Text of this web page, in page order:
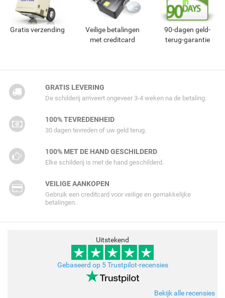
Gratis verzending
Veilige betalingen
met creditcard
90-dagen geld-
terug-garantie
GRATIS LEVERING
De schilderij arriveert ongeveer 3-4 weken na de betaling.
100% TEVREDENHEID
30 dagen tevreden of uw geld terug.
100% MET DE HAND GESCHILDERD
Elke schilderij is met de hand geschilderd.
VEILIGE AANKOPEN
Gebruik een creditcard voor veilige en gemakkelijke
betalingen.
Uitstekend
Gebaseerd op 5 Trustpilot-recensies
Bekijk alle recensies